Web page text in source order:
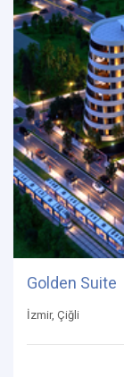
Golden Suite
İzmir, Çiğli